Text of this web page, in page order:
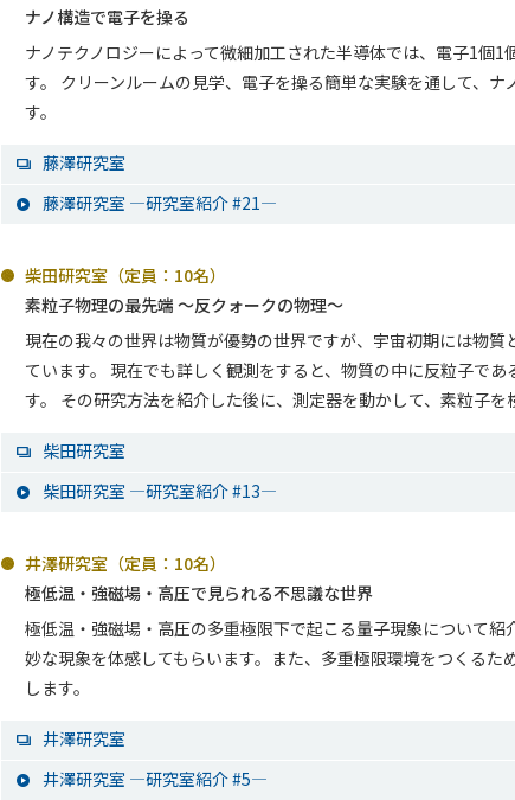
ナノ構造で電子を操る
ナノテクノロジーによって微細加工された半導体では、電子1個
す。 クリーンルームの見学、電子を操る簡単な実験を通して、
す。
藤澤研究室
藤澤研究室 ―研究室紹介 #21―
柴田研究室（定員：10名）
素粒子物理の最先端 ～反クォークの物理～
現在の我々の世界は物質が優勢の世界ですが、宇宙初期には物
ています。 現在でも詳しく観測をすると、物質の中に反粒子で
す。 その研究方法を紹介した後に、測定器を動かして、素粒子を
柴田研究室
柴田研究室 ―研究室紹介 #13―
井澤研究室（定員：10名）
極低温・強磁場・高圧で見られる不思議な世界
極低温・強磁場・高圧の多重極限下で起こる量子現象について
妙な現象を体感してもらいます。また、多重極限環境をつくる
します。
井澤研究室
井澤研究室 ―研究室紹介 #5―